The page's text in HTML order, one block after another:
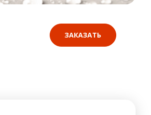
ЗАКАЗАТЬ